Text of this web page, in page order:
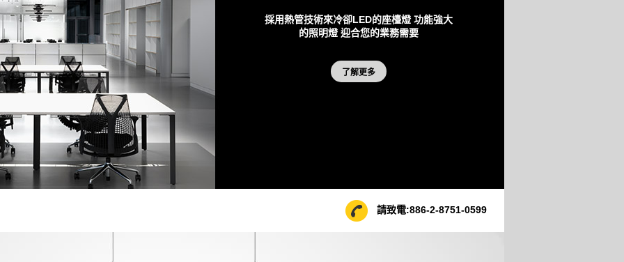
採用熱管技術來冷卻LED的座檯燈 功能強大
的照明燈 迎合您的業務需要
了解更多
請致電:886-2-8751-0599